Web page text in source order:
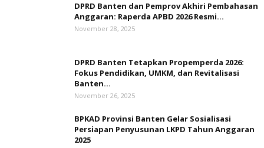
DPRD Banten dan Pemprov Akhiri Pembahasan
Anggaran: Raperda APBD 2026 Resmi...
November 28, 2025
DPRD Banten Tetapkan Propemperda 2026:
Fokus Pendidikan, UMKM, dan Revitalisasi
Banten...
November 26, 2025
BPKAD Provinsi Banten Gelar Sosialisasi
Persiapan Penyusunan LKPD Tahun Anggaran
2025